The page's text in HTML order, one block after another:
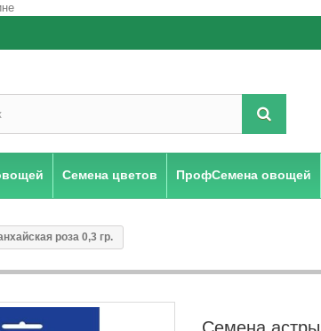
Семена цветов ПрофСемена овощей
роза 0,3 гр.